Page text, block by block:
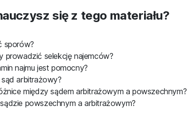
się z tego materiału?
sporów?
prowadzić selekcję najemców?
najmu jest pomocny?
arbitrażowy?
między sądem arbitrażowym a powszechnym?
powszechnym a arbitrażowym?